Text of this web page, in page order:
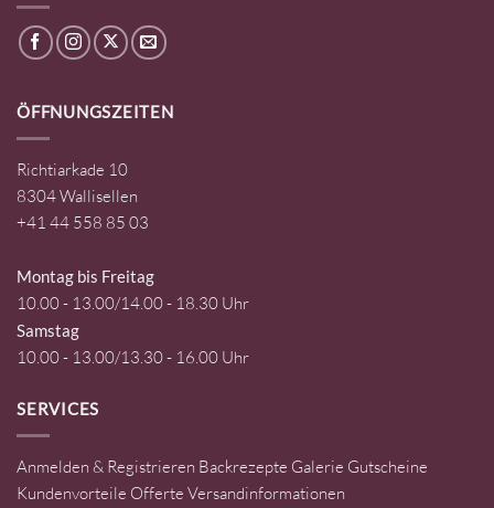
ÖFFNUNGSZEITEN
Richtiarkade 10
8304 Wallisellen
+41 44 558 85 03
Montag bis Freitag
10.00 - 13.00/14.00 - 18.30 Uhr
Samstag
10.00 - 13.00/13.30 - 16.00 Uhr
SERVICES
Anmelden & Registrieren Backrezepte Galerie Gutscheine
Kundenvorteile Offerte Versandinformationen